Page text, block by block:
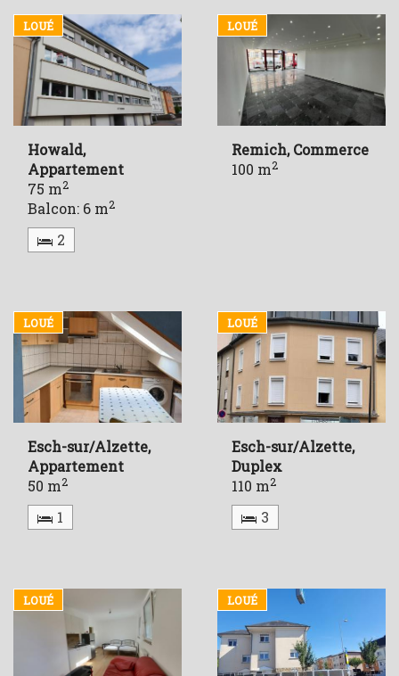
LOUÉ
Howald,
Appartement
75 m2
Balcon: 6 m2
2
LOUÉ
Remich, Commerce
100 m2
LOUÉ
Esch-sur/Alzette,
Appartement
50 m2
1
LOUÉ
Esch-sur/Alzette,
Duplex
110 m2
3
LOUÉ LOUÉ